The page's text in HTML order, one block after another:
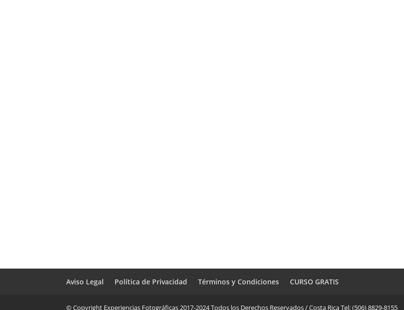
Aviso Legal Política de Privacidad Términos y Condiciones CURSO GRATIS
© Copyright Experiencias Fotográficas 2017-2024 Todos los Derechos Reservados / Costa Rica Tel: (506) 8829-8155